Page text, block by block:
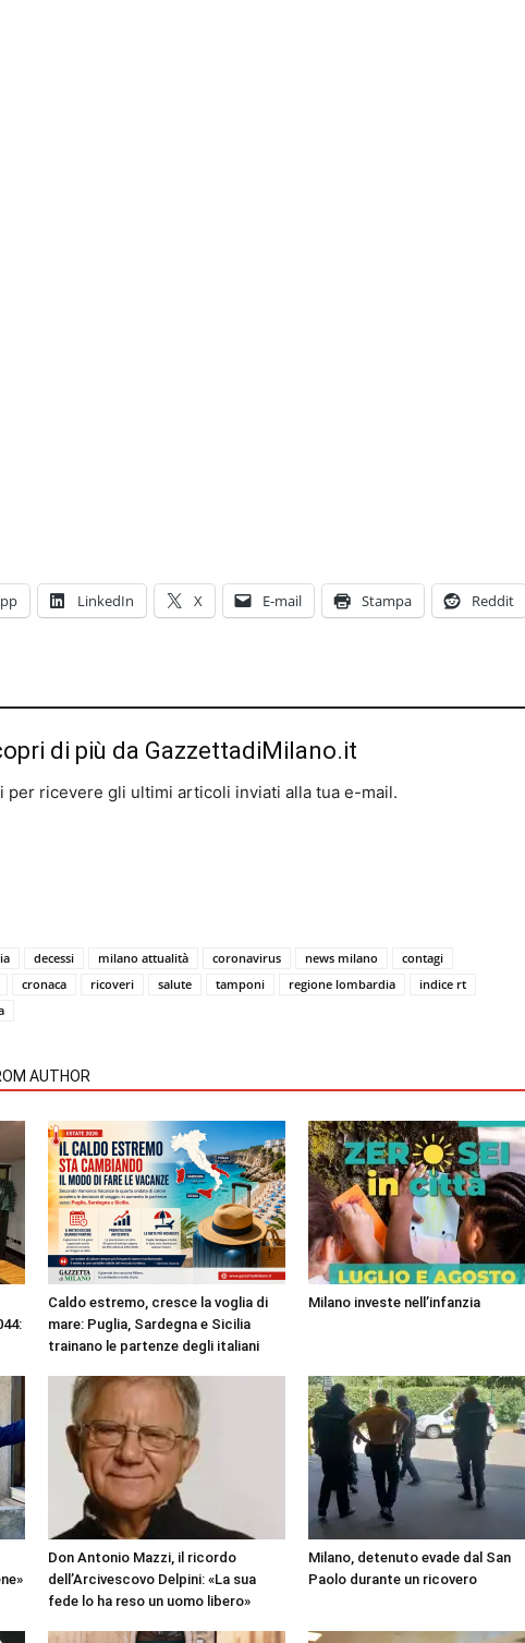
LinkedIn X E-mail Stampa Reddit
di più da GazzettadiMilano.it
per ricevere gli ultimi articoli inviati alla tua e-mail.
decessi milano attualità coronavirus news milano
contagi
cronaca ricoveri salute tamponi regione lombardia
indice rt
AUTHOR
Caldo estremo, cresce la voglia di
mare: Puglia, Sardegna e Sicilia
trainano le partenze degli italiani
Milano investe nell’infanzia
Don Antonio Mazzi, il ricordo
dell’Arcivescovo Delpini: «La sua
fede lo ha reso un uomo libero»
Milano, detenuto evade dal San
Paolo durante un ricovero